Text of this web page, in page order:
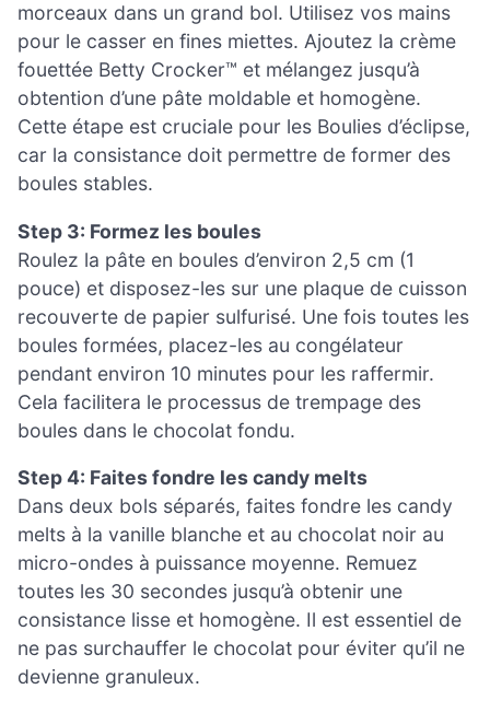
morceaux dans un grand bol. Utilisez vos mains
pour le casser en fines miettes. Ajoutez la crème
fouettée Betty Crocker™ et mélangez jusqu’à
obtention d’une pâte moldable et homogène.
Cette étape est cruciale pour les Boulies d’éclipse,
car la consistance doit permettre de former des
boules stables.
Step 3: Formez les boules
Roulez la pâte en boules d’environ 2,5 cm (1
pouce) et disposez-les sur une plaque de cuisson
recouverte de papier sulfurisé. Une fois toutes les
boules formées, placez-les au congélateur
pendant environ 10 minutes pour les raffermir.
Cela facilitera le processus de trempage des
boules dans le chocolat fondu.
Step 4: Faites fondre les candy melts
Dans deux bols séparés, faites fondre les candy
melts à la vanille blanche et au chocolat noir au
micro-ondes à puissance moyenne. Remuez
toutes les 30 secondes jusqu’à obtenir une
consistance lisse et homogène. Il est essentiel de
ne pas surchauffer le chocolat pour éviter qu’il ne
devienne granuleux.